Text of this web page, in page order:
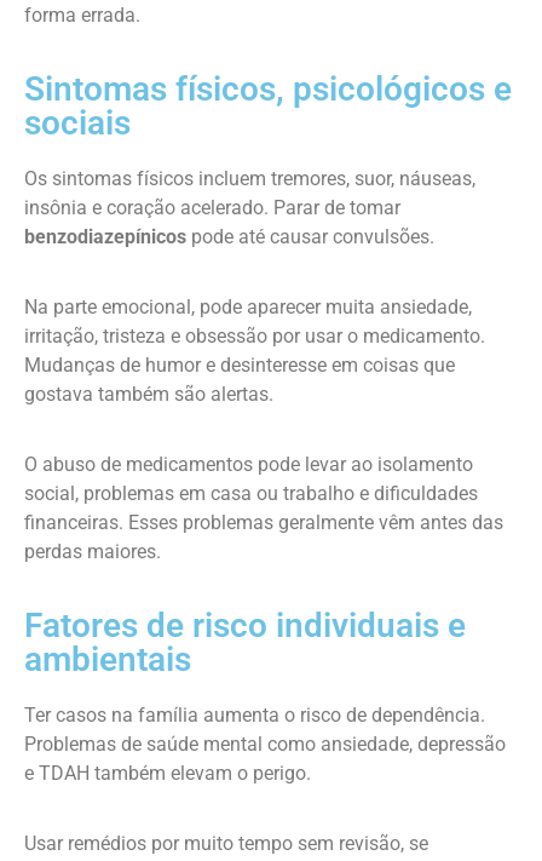
forma errada.
Sintomas físicos, psicológicos e
sociais
Os sintomas físicos incluem tremores, suor, náuseas,
insônia e coração acelerado. Parar de tomar
benzodiazepínicos pode até causar convulsões.
Na parte emocional, pode aparecer muita ansiedade,
irritação, tristeza e obsessão por usar o medicamento.
Mudanças de humor e desinteresse em coisas que
gostava também são alertas.
O abuso de medicamentos pode levar ao isolamento
social, problemas em casa ou trabalho e dificuldades
financeiras. Esses problemas geralmente vêm antes das
perdas maiores.
Fatores de risco individuais e
ambientais
Ter casos na família aumenta o risco de dependência.
Problemas de saúde mental como ansiedade, depressão
e TDAH também elevam o perigo.
Usar remédios por muito tempo sem revisão, se